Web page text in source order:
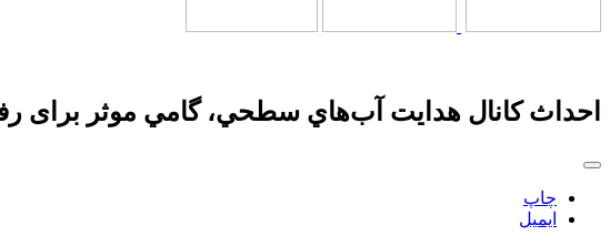
احداث كانال هدايت آب‌هاي سطحي، گامي موثر برای
چاپ
ایمیل